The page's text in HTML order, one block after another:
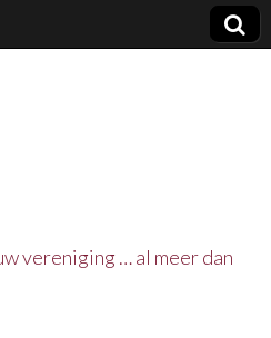
vereniging … al meer dan